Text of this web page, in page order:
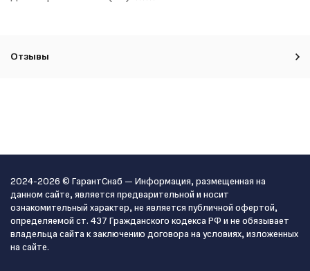
Отзывы
2024-2026 © ГарантСнаб — Информация, размещенная на
данном сайте, является предварительной и носит
ознакомительный характер, не является публичной офертой,
определяемой ст. 437 Гражданского кодекса РФ и не обязывает
владельца сайта к заключению договора на условиях, изложенных
на сайте.